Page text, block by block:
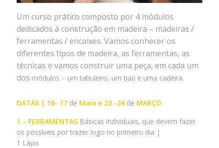
Um curso prático composto por 4 módulos
dedicados à construção em madeira – madeiras /
ferramentas / encaixes. Vamos conhecer os
diferentes tipos de madeira, as ferramentas, as
técnicas e vamos construir uma peça, em cada um
dos módulos – um tabuleiro, um baú e uma cadeira.
DATAS | 16- 17 de Maio e 23 -24 de MARÇO
1 – FERRAMENTASBásicas individuais, que devem fazer
os possíveis por trazer logo no primeiro dia |
1 Lápis